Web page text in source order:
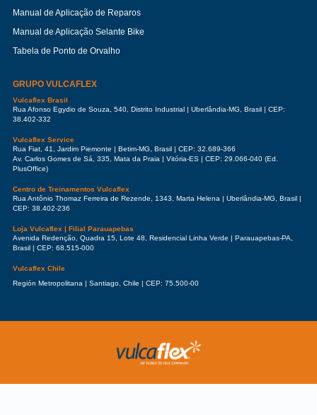
Manual de Aplicação de Reparos
Manual de Aplicação Selante Bike
Tabela de Ponto de Orvalho
GRUPO VULCAFLEX
Vulcaflex Brasil
Rua Afonso Egydio de Souza, 540, Distrito Industrial | Uberlândia-MG, Brasil | CEP:
38.402-332
Vulcaflex Service
Rua Fiat, 41, Jardim Piemonte | Betim-MG, Brasil | CEP: 32.689-366
Av. Carlos Gomes de Sá, 335, Mata da Praia | Vitória-ES | CEP: 29.066-040 (Ed.
PlusOffice)
Centro de Treinamentos Vulcaflex
Rua Antônio Thomaz Ferreira de Rezende, 1343, Marta Helena | Uberlândia-MG, Brasil |
CEP: 38.402-236
Loja Vulcaflex | Filial Parauapebas
Avenida Redenção, Quadra 15, Lote 48, Residencial Linha Verde | Parauapebas-PA,
Brasil | CEP: 68.515-000
Vulcaflex Chile
Región Metropolitana | Santiago, Chile | CEP: 75.500-00